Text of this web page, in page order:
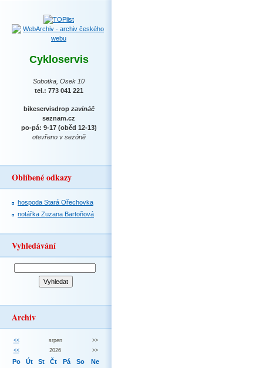
Cykloservis
Sobotka, Osek 10
tel.: 773 041 221
bikeservisdrop zavináč
seznam.cz
po-pá: 9-17 (oběd 12-13)
otevřeno v sezóně
Oblíbené odkazy
hospoda Stará Ořechovka
notářka Zuzana Bartoňová
Vyhledávání
Archiv
<< srpen
>>
<<
2026 >>
Po Út St Čt Pá So Ne